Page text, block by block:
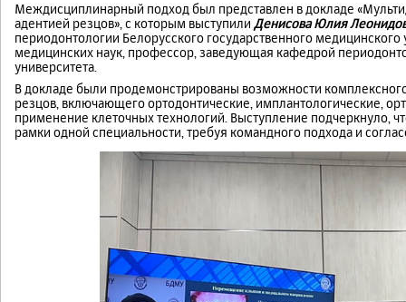
Междисциплинарный подход был представлен в докладе
адентией резцов», с которым выступили Денисова Юлия
периодонтологии Белорусского государственного
медицинских наук, профессор, заведующая кафедрой
университета.
В докладе были продемонстрированы возможности
резцов, включающего ортодонтические, имплантологические,
применение клеточных технологий. Выступление подчеркнуло,
рамки одной специальности, требуя командного подхода и